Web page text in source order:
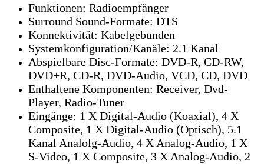
Funktionen: Radioempfänger
Surround Sound-Formate: DTS
Konnektivität: Kabelgebunden
Systemkonfiguration/Kanäle: 2.1 Kanal
Abspielbare Disc-Formate: DVD-R, CD-RW,
DVD+R, CD-R, DVD-Audio, VCD, CD, DVD
Enthaltene Komponenten: Receiver, Dvd-
Player, Radio-Tuner
Eingänge: 1 X Digital-Audio (Koaxial), 4 X
Composite, 1 X Digital-Audio (Optisch), 5.1
Kanal Analolg-Audio, 4 X Analog-Audio, 1 X
S-Video, 1 X Composite, 3 X Analog-Audio, 2